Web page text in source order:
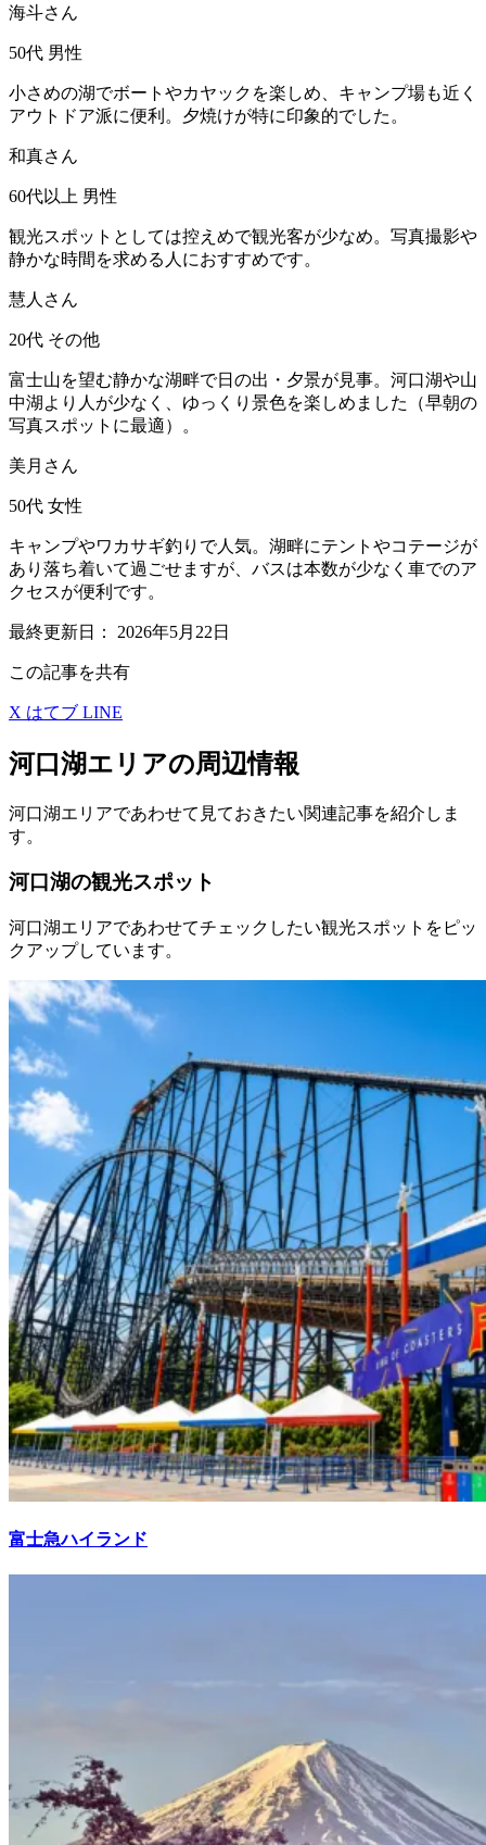
海斗さん
50代 男性
小さめの湖でボートやカヤックを楽しめ、キャンプ場も近く
アウトドア派に便利。夕焼けが特に印象的でした。
和真さん
60代以上 男性
観光スポットとしては控えめで観光客が少なめ。写真撮影や
静かな時間を求める人におすすめです。
慧人さん
20代 その他
富士山を望む静かな湖畔で日の出・夕景が見事。河口湖や山
中湖より人が少なく、ゆっくり景色を楽しめました（早朝の
写真スポットに最適）。
美月さん
50代 女性
キャンプやワカサギ釣りで人気。湖畔にテントやコテージが
あり落ち着いて過ごせますが、バスは本数が少なく車でのア
クセスが便利です。
最終更新日： 2026年5月22日
この記事を共有
X はてブ LINE
河口湖エリアの周辺情報
河口湖エリアであわせて見ておきたい関連記事を紹介しま
す。
河口湖の観光スポット
河口湖エリアであわせてチェックしたい観光スポットをピッ
クアップしています。
富士急ハイランド